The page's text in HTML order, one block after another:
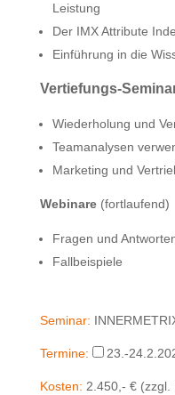
Leistung
Der IMX Attribute
Einführung in die
Vertiefungs-
Wiederholung und
Teamanalysen
Marketing und
Webinare(fortlaufend)
Fragen und
Fallbeispiele
Seminar:
Termine: 23.-
Kosten: 2.450,- € (zzgl.